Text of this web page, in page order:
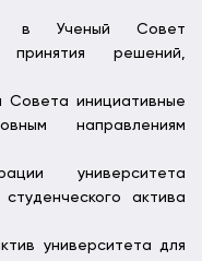
в Ученый Совет
решений,
Совета инициативные
направлениям
университета
актива
университета для